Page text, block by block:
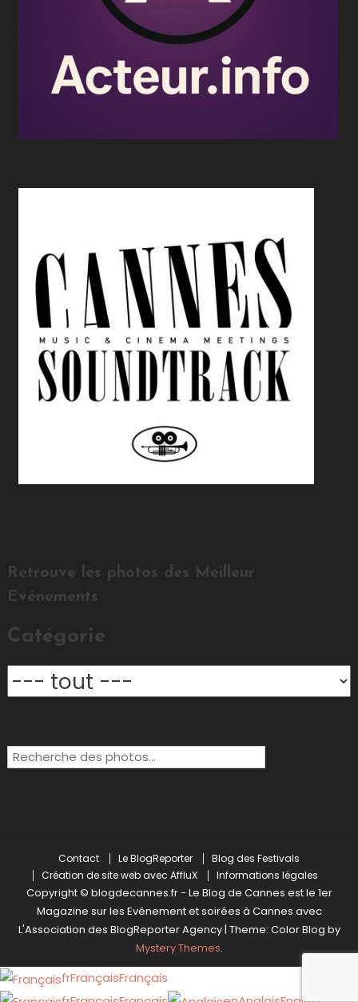
Retrouve les photos des Meilleur
Evénements
Catégorie
Rechercher:
Contact Le BlogReporter
Blog des Festivals
Création de site web avec AffluX
Informations légales
Copyright © blogdecannes.fr - Le Blog de Cannes est le 1er
Magazine sur les Evénement et soirées à Cannes avec
L'Association des BlogReporter Agency| Theme: Color Blog by
Mystery Themes.
frFrançaisFrançais